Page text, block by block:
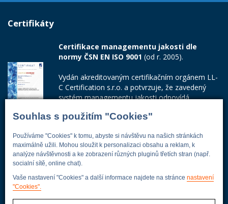
Souhlas s použitím "Cookies"
Používáme "Cookies" k tomu, abyste si návštěvu na našich stránkách
maximálně užili. Mohou sloužit k personalizaci obsahu a reklam, k
analýze návštěvnosti a ke zobrazení různých pluginů třetích stran (např.
socialní sítě, online chat).
Vaše nastavení "Cookies" a další informace najdete na stránce nastavení
"Cookies".
Certifikáty
Certifikace managementu jakosti dle
normy ČSN EN ISO 9001 (od r. 2005).
Vydán akreditovaným certifikačním orgánem LL-
C Certification s.r.o. a potvrzuje, že zavedený
systém managementu jakosti odpovídá
Adresa firmy